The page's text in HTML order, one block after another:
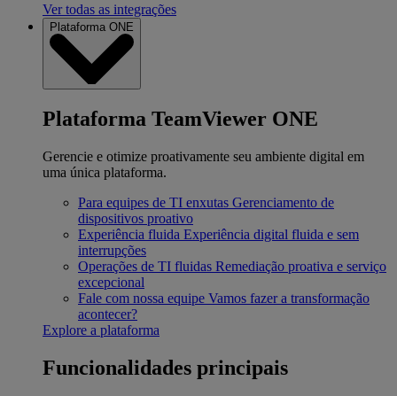
Ver todas as integrações
Plataforma ONE
Plataforma TeamViewer ONE
Gerencie e otimize proativamente seu ambiente digital em
uma única plataforma.
Para equipes de TI enxutas Gerenciamento de
dispositivos proativo
Experiência fluida Experiência digital fluida e sem
interrupções
Operações de TI fluidas Remediação proativa e serviço
excepcional
Fale com nossa equipe Vamos fazer a transformação
acontecer?
Explore a plataforma
Funcionalidades principais